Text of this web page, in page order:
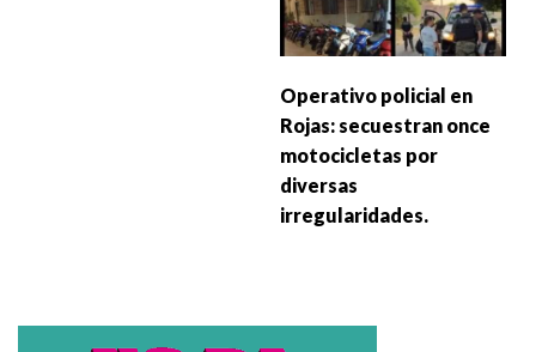
Operativo policial en
Rojas: secuestran once
motocicletas por
diversas
irregularidades.